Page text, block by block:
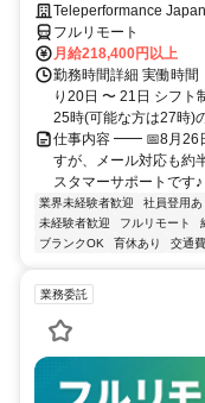
Teleperformance
フルリモート
月給218,400円以上
勤務時間詳細 実働時間
り20日 〜 21日 シフ
25時(可能な方は27時)
仕事内容 ━━ 📅8月26
すが、メール対応も約
スタマーサポート
業界未経験者歓迎 社員登用あ
未経験者歓迎
フルリモート
ブランクOK
育休あり 交通
業務委託